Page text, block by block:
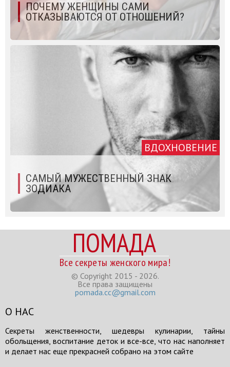
ПОЧЕМУ ЖЕНЩИНЫ САМИ
ОТКАЗЫВАЮТСЯ ОТ ОТНОШЕНИЙ?
ВДОХНОВЕНИЕ
САМЫЙ МУЖЕСТВЕННЫЙ ЗНАК
ЗОДИАКА
ПОМАДА
Все секреты женского мира!
© Copyright 2015 - 2026.
Все права защищены
pomada.cc@gmail.com
О НАС
Секреты женственности, шедевры кулинарии, тайны
обольщения, воспитание деток и все-все, что нас наполняет
и делает нас еще прекрасней собрано на этом сайте